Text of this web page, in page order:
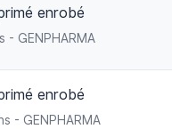
enrobé
GENPHARMA
enrobé
- GENPHARMA